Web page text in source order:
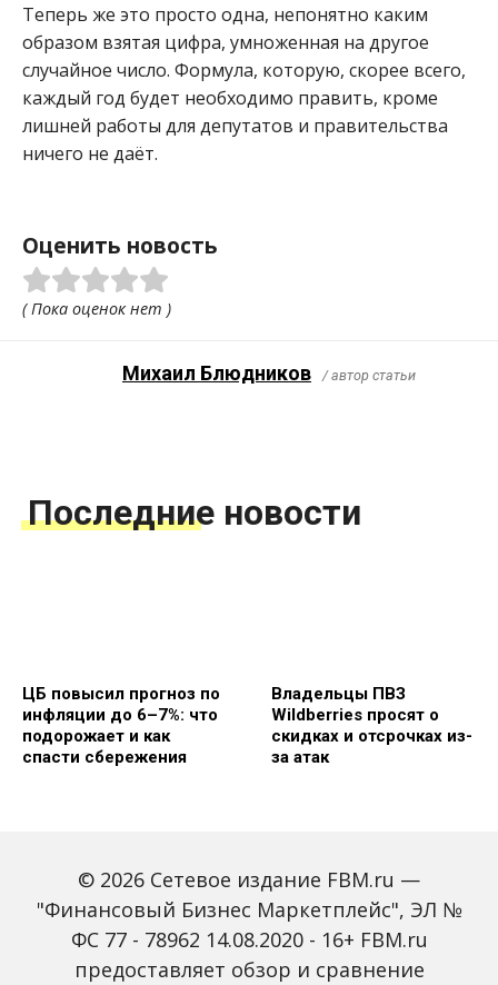
Теперь же это просто одна, непонятно каким
образом взятая цифра, умноженная на другое
случайное число. Формула, которую, скорее всего,
каждый год будет необходимо править, кроме
лишней работы для депутатов и правительства
ничего не даёт.
Оценить новость
( Пока оценок нет )
Михаил Блюдников / автор статьи
Последние новости
ЦБ повысил прогноз по
инфляции до 6–7%: что
подорожает и как
спасти сбережения
Владельцы ПВЗ
Wildberries просят о
скидках и отсрочках из-
за атак
Объем наличных у
С 2027 года ИНН станет
© 2026 Сетевое издание FBM.ru —
"Финансовый Бизнес Маркетплейс", ЭЛ №
ФС 77 - 78962 14.08.2020 - 16+ FBM.ru
предоставляет обзор и сравнение